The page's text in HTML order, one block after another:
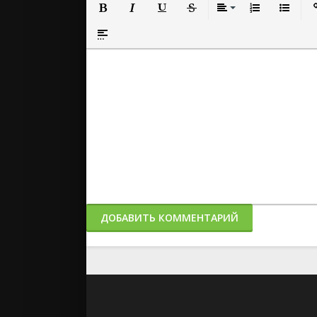
Вставка спойлера
ДОБАВИТЬ КОММЕНТАРИЙ